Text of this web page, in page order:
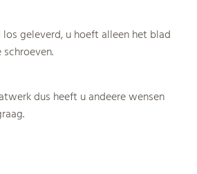
geleverd, u hoeft alleen het blad
dus heeft u andeere wensen